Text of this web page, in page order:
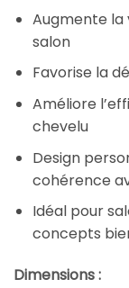
Augmente la
salon
Favorise la
Améliore
chevelu
Design
cohérence
Idéal pour
concepts
Dimensions :